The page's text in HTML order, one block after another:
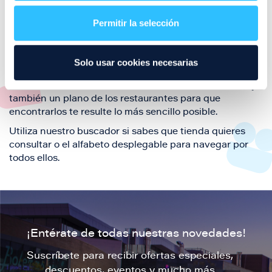
Permitir la selección
Solo usar cookies necesarias
también de nuestra oferta de ocio y shopping durante
tu visita.
El este directorio de restaurantes de Puerto Venecia
también un plano de los restaurantes para que
encontrarlos te resulte lo más sencillo posible.
Utiliza nuestro buscador si sabes que tienda quieres
consultar o el alfabeto desplegable para navegar por
todos ellos.
¡Entérate de todas nuestras novedades!
Suscríbete para recibir ofertas especiales,